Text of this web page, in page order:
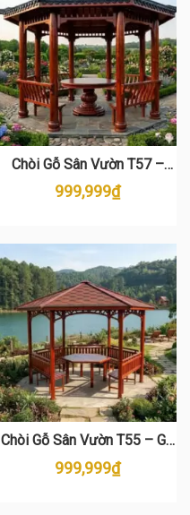
Chòi Gỗ Sân Vườn T57 –
Điểm Nhấn Kiến Trúc Đẳng
Cấp Cho Biệt Thự
999,999₫
Chòi Gỗ Sân Vườn T55 – Gỗ
Thông Tự Nhiên Đẳng Cấp
999,999₫